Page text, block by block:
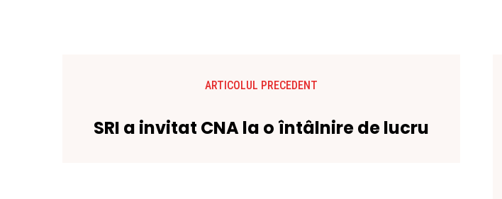
ARTICOLUL PRECEDENT
SRI a invitat CNA la o întâlnire de lucru